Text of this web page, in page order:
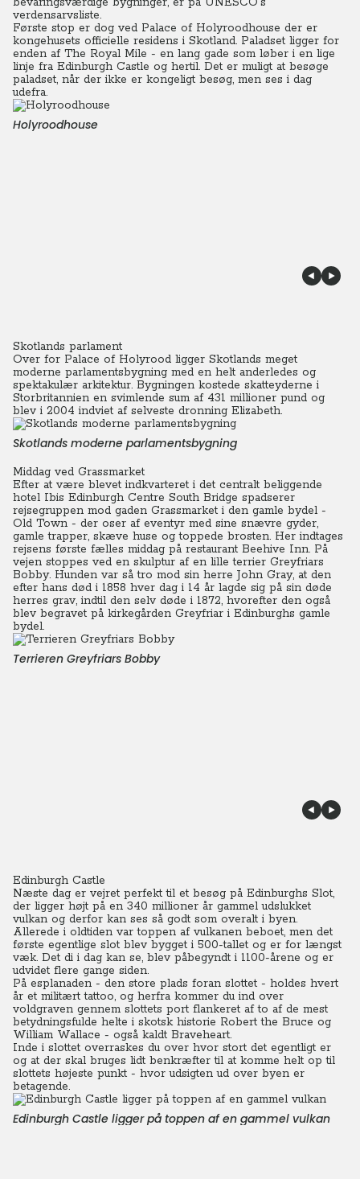
verdensarvsliste.
Første stop er dog ved Palace of Holyroodhouse der er
kongehusets officielle residens i Skotland. Paladset ligger for
enden af The Royal Mile - en lang gade som løber i en lige
linje fra Edinburgh Castle og hertil. Det er muligt at besøge
paladset, når der ikke er kongeligt besøg, men ses i dag
udefra.
Holyroodhouse
Skotlands parlament
Over for Palace of Holyrood ligger Skotlands meget
moderne parlamentsbygning med en helt anderledes og
spektakulær arkitektur. Bygningen kostede skatteyderne i
Storbritannien en svimlende sum af 431 millioner pund og
blev i 2004 indviet af selveste dronning Elizabeth.
Skotlands moderne parlamentsbygning
Middag ved Grassmarket
Efter at være blevet indkvarteret i det centralt beliggende
hotel Ibis Edinburgh Centre South Bridge spadserer
rejsegruppen mod gaden Grassmarket i den gamle bydel -
Old Town - der oser af eventyr med sine snævre gyder,
gamle trapper, skæve huse og toppede brosten. Her indtages
rejsens første fælles middag på restaurant Beehive Inn. På
vejen stoppes ved en skulptur af en lille terrier Greyfriars
Bobby. Hunden var så tro mod sin herre John Gray, at den
efter hans død i 1858 hver dag i 14 år lagde sig på sin døde
herres grav, indtil den selv døde i 1872, hvorefter den også
blev begravet på kirkegården Greyfriar i Edinburghs gamle
bydel.
Terrieren Greyfriars Bobby
Edinburgh Castle
Næste dag er vejret perfekt til et besøg på Edinburghs Slot,
der ligger højt på en 340 millioner år gammel udslukket
vulkan og derfor kan ses så godt som overalt i byen.
Allerede i oldtiden var toppen af vulkanen beboet, men det
første egentlige slot blev bygget i 500-tallet og er for længst
væk. Det di i dag kan se, blev påbegyndt i 1100-årene og er
udvidet flere gange siden.
På esplanaden - den store plads foran slottet - holdes hvert
år et militært tattoo, og herfra kommer du ind over
voldgraven gennem slottets port flankeret af to af de mest
betydningsfulde helte i skotsk historie Robert the Bruce og
William Wallace - også kaldt Braveheart.
Inde i slottet overraskes du over hvor stort det egentligt er
og at der skal bruges lidt benkræfter til at komme helt op til
slottets højeste punkt - hvor udsigten ud over byen er
betagende.
Edinburgh Castle ligger på toppen af en gammel vulkan